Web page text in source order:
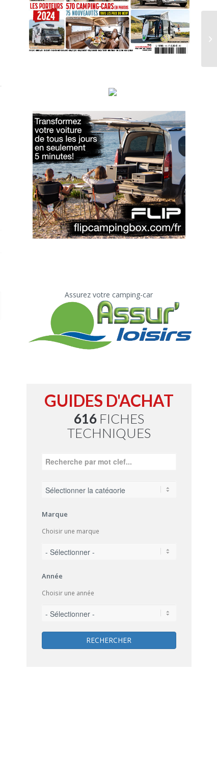
Assurez votre camping-car
GUIDES D'ACHAT
616FICHES
TECHNIQUES
Marque
Choisir une marque
Année
Choisir une année
RECHERCHER